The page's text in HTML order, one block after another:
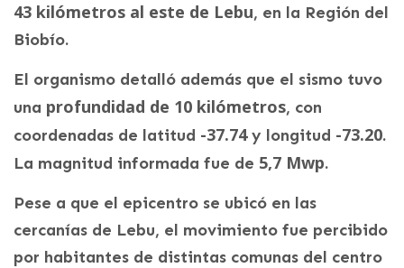
43 kilómetros al este de Lebu, en la Región del
Biobío.
El organismo detalló además que el sismo tuvo
una profundidad de 10 kilómetros, con
coordenadas de latitud -37.74y longitud -73.20.
La magnitud informada fue de 5,7 Mwp.
Pese a que el epicentro se ubicó en las
cercanías de Lebu, el movimiento fue percibido
por habitantes de distintas comunas del centro